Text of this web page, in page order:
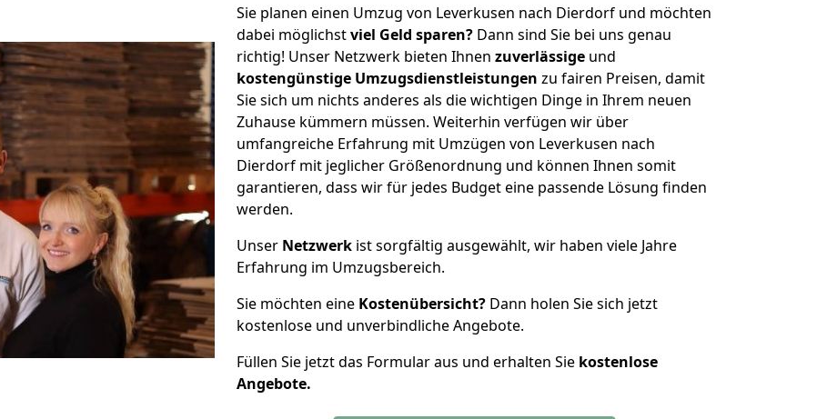
Sie planen einen Umzug von Leverkusen nach Dierdorf und möchten
dabei möglichstviel Geld sparen? Dann sind Sie bei uns genau
richtig! Unser Netzwerk bieten Ihnen zuverlässige und
kostengünstige Umzugsdienstleistungen zu fairen Preisen, damit
Sie sich um nichts anderes als die wichtigen Dinge in Ihrem neuen
Zuhause kümmern müssen. Weiterhin verfügen wir über
umfangreiche Erfahrung mit Umzügen von Leverkusen nach
Dierdorf mit jeglicher Größenordnung und können Ihnen somit
garantieren, dass wir für jedes Budget eine passende Lösung finden
werden.
Unser Netzwerk ist sorgfältig ausgewählt, wir haben viele Jahre
Erfahrung im Umzugsbereich.
Sie möchten eine Kostenübersicht? Dann holen Sie sich jetzt
kostenlose und unverbindliche Angebote.
Füllen Sie jetzt das Formular aus und erhalten Sie kostenlose
Angebote.